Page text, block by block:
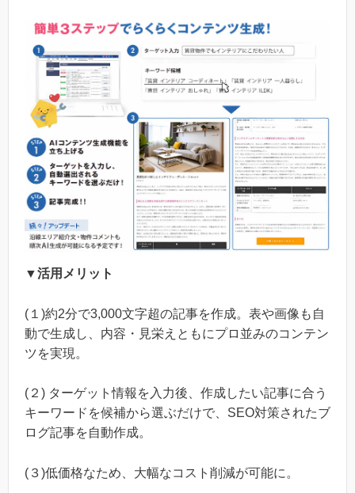
▼活用メリット
(１)約2分で3,000文字超の記事を作成。表や画像も自
動で生成し、内容・見栄えともにプロ並みのコンテン
ツを実現。
(２) ターゲット情報を入力後、作成したい記事に合う
キーワードを候補から選ぶだけで、SEO対策されたブ
ログ記事を自動作成。
(３)低価格なため、大幅なコスト削減が可能に。